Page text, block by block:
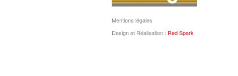
Mentions légales
Design et Réalisation : Red Spark